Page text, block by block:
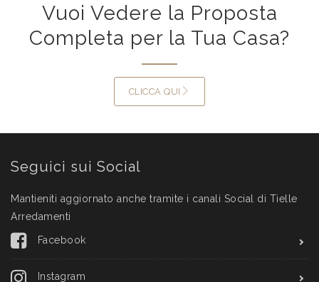
Vuoi Vedere la Proposta
Completa per la Tua Casa?
CLICCA QUI
Seguici sui Social
Mantieniti aggiornato anche tramite i canali Social di Tielle
Arredamenti
Facebook
Instagram